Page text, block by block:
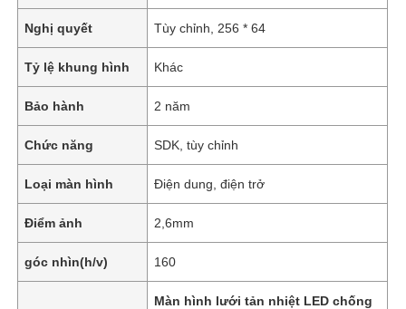
Nghị quyết Tùy chỉnh, 256 * 64
Tỷ lệ khung hình Khác
Bảo hành 2 năm
Chức năng SDK, tùy chỉnh
Loại màn hình Điện dung, điện trở
Điểm ảnh 2,6mm
góc nhìn(h/v) 160
Màn hình lưới tản nhiệt LED chống